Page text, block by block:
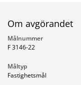
Om avgörandet
Målnummer
F 3146-22
Måltyp
Fastighetsmål